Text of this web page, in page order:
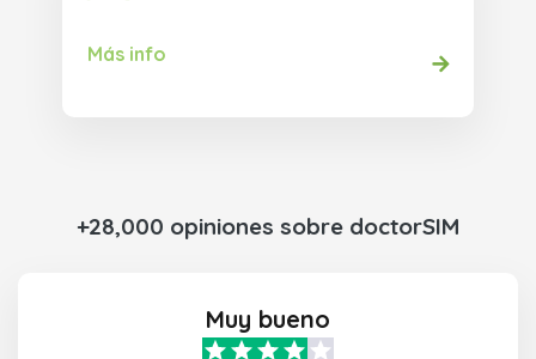
Más info
+28,000 opiniones sobre doctorSIM
Muy bueno